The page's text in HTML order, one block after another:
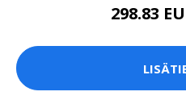
298.83